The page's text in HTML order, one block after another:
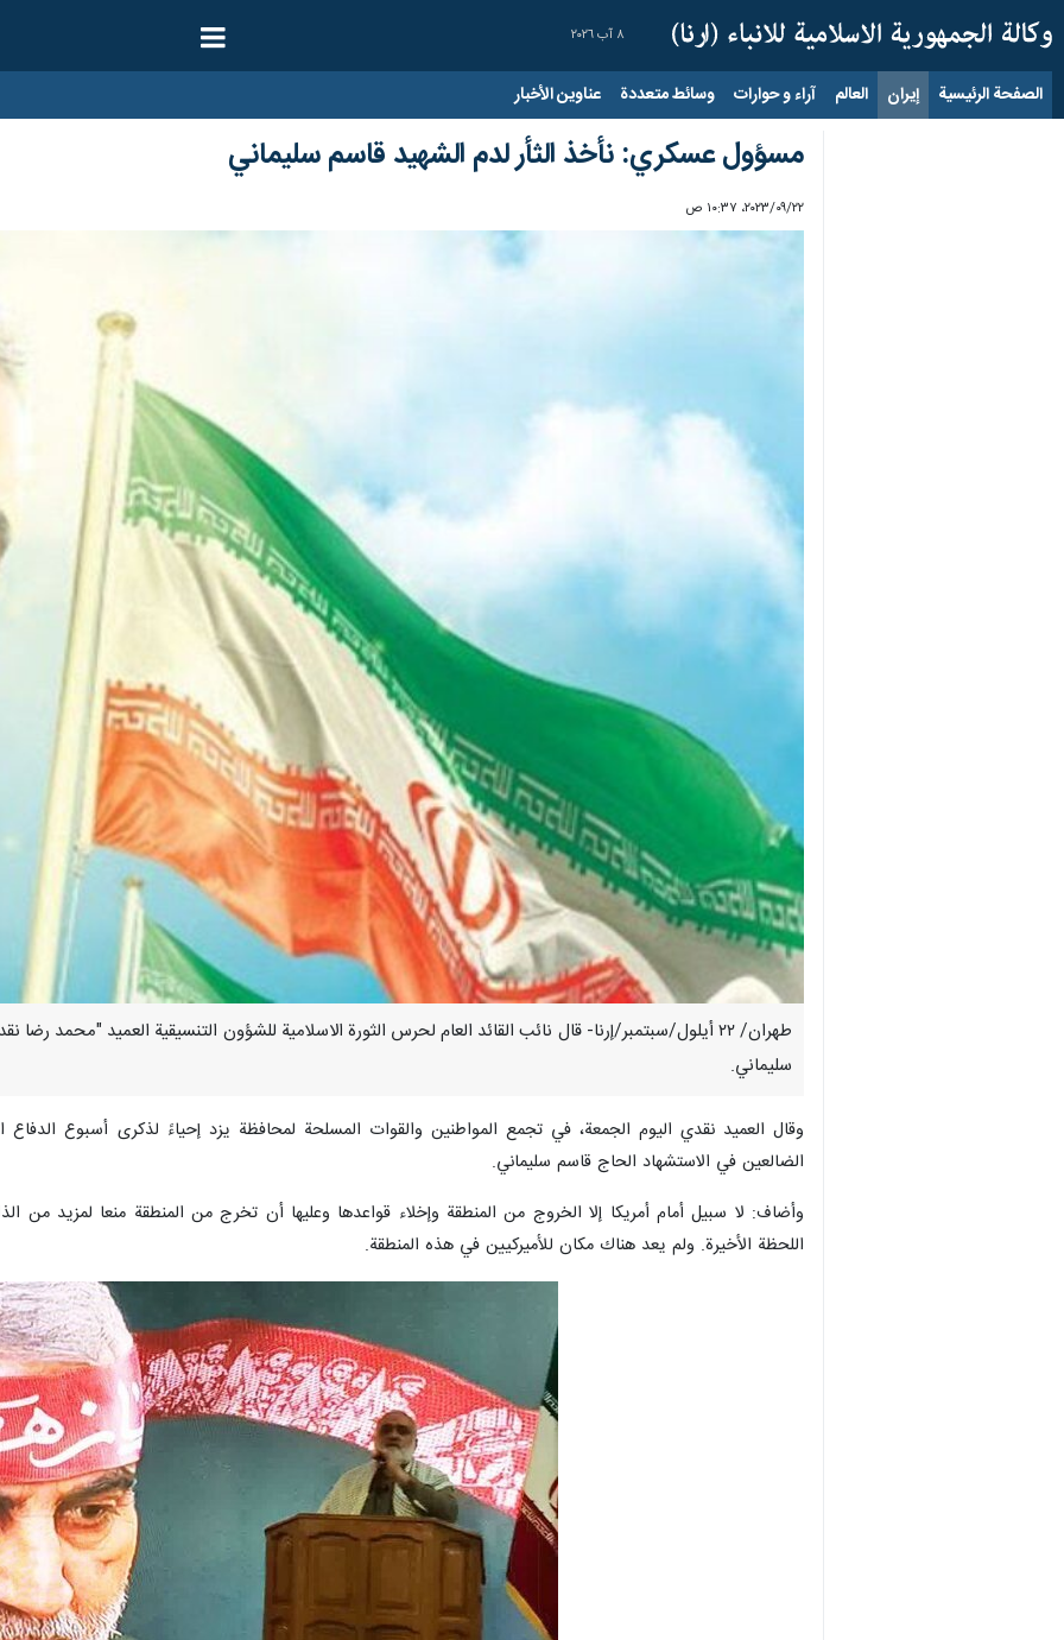
٨ آب ٢٠٢٦
الصفحة الرئيسية إيران العالم آراء و حوارات وسائط متعددة عناوين الأخبار
مسؤول عسكري: نأخذ الثأر لدم الشهيد قاسم سليماني
٢٢‏/٠٩‏/٢٠٢٣، ١٠:٣٧ ص
طهران/ ۲۲ أيلول/سبتمبر/إرنا- قال نائب القائد العام لحرس الثورة الاسلامية للشؤون التنسيقية العميد
سليماني.
وقال العميد نقدي اليوم الجمعة، في تجمع المواطنين والقوات المسلحة لمحافظة يزد إحياءً لذكرى أسبوع
الضالعين في الاستشهاد الحاج قاسم سليماني.
وأضاف: لا سبيل أمام أمريكا إلا الخروج من المنطقة وإخلاء قواعدها وعليها أن تخرج من المنطقة منعا لمزيد من
اللحظة الأخيرة. ولم يعد هناك مكان للأميركيين في هذه المنطقة.